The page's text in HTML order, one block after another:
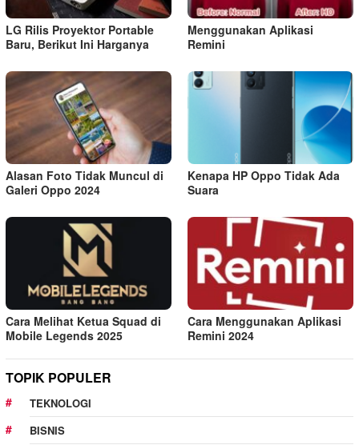
LG Rilis Proyektor Portable
Baru, Berikut Ini Harganya
Menggunakan Aplikasi
Remini
Alasan Foto Tidak Muncul di
Galeri Oppo 2024
Kenapa HP Oppo Tidak Ada
Suara
Cara Melihat Ketua Squad di
Mobile Legends 2025
Cara Menggunakan Aplikasi
Remini 2024
TOPIK POPULER
TEKNOLOGI
BISNIS